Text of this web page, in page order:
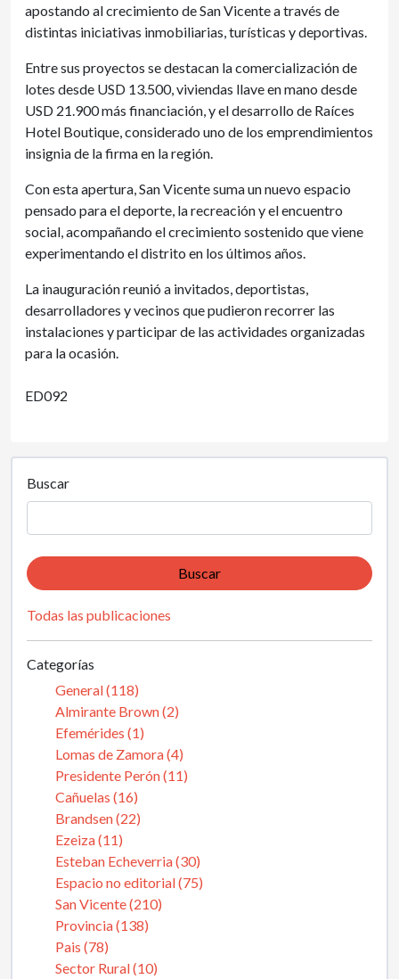
apostando al crecimiento de San Vicente a través de
distintas iniciativas inmobiliarias, turísticas y deportivas.
Entre sus proyectos se destacan la comercialización de
lotes desde USD 13.500, viviendas llave en mano desde
USD 21.900 más financiación, y el desarrollo de Raíces
Hotel Boutique, considerado uno de los emprendimientos
insignia de la firma en la región.
Con esta apertura, San Vicente suma un nuevo espacio
pensado para el deporte, la recreación y el encuentro
social, acompañando el crecimiento sostenido que viene
experimentando el distrito en los últimos años.
La inauguración reunió a invitados, deportistas,
desarrolladores y vecinos que pudieron recorrer las
instalaciones y participar de las actividades organizadas
para la ocasión.
ED092
Buscar
Buscar
Todas las publicaciones
Categorías
General (118)
Almirante Brown (2)
Efemérides (1)
Lomas de Zamora (4)
Presidente Perón (11)
Cañuelas (16)
Brandsen (22)
Ezeiza (11)
Esteban Echeverria (30)
Espacio no editorial (75)
San Vicente (210)
Provincia (138)
Pais (78)
Sector Rural (10)